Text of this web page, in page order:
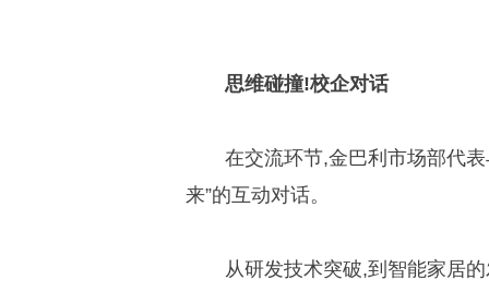
思维碰撞!校企对话
在交流环节,金巴利市场部代
来”的互动对话。
从研发技术突破,到智能家居